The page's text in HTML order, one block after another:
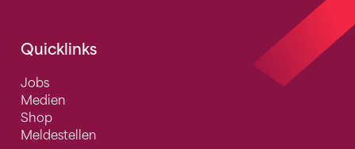
Quicklinks
Jobs
Medien
Shop
Meldestellen